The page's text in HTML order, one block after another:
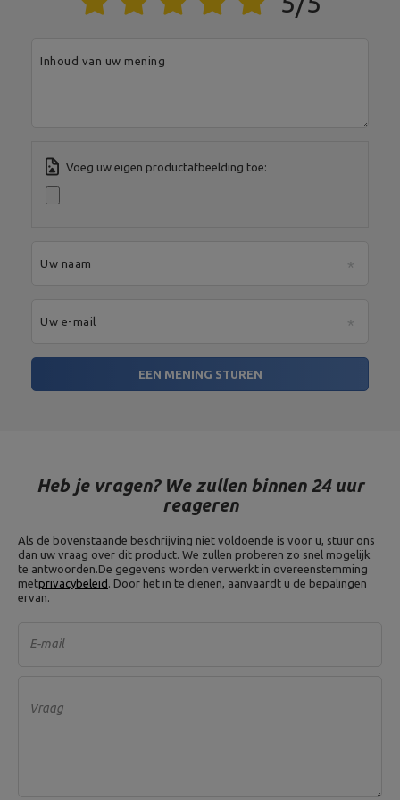
Je e-mailadres:
Inhoud van uw mening
Voeg uw eigen productafbeelding toe:
Uw naam
Uw e-mail
EEN MENING STUREN
Heb je vragen? We zullen binnen 24 uur
reageren
Als de bovenstaande beschrijving niet voldoende is voor u, stuur ons
dan uw vraag over dit product. We zullen proberen zo snel mogelijk
te antwoorden.De gegevens worden verwerkt in overeenstemming
metprivacybeleid . Door het in te dienen, aanvaardt u de bepalingen
ervan.
E-mail
Vraag